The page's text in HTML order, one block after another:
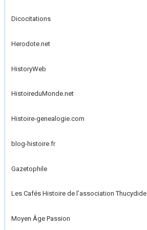
Dicocitations
Herodote.net
HistoryWeb
HistoireduMonde.net
Histoire-genealogie.com
blog-histoire.fr
Gazetophile
Les Cafés Histoire de l’association Thucydide
Moyen Âge Passion